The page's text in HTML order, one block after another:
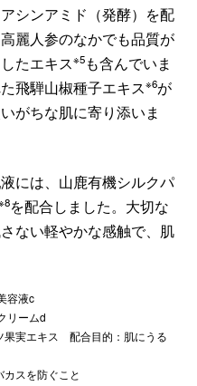
シンアミド（発酵）を配
麗人参のなかでも品質が
たエキス※5も含んでいま
飛騨山椒種子エキス※6が
がちな肌に寄り添いま
には、山鹿有機シルクパ
を配合しました。大切な
ない軽やかな感触で、肌
容液c
リームd
果実エキス 配合目的：肌にうる
スを防ぐこと